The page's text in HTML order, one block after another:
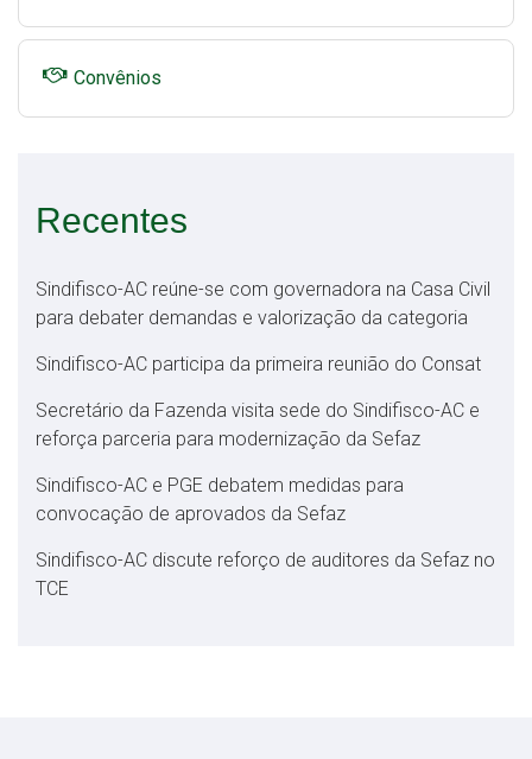
Convênios
Recentes
Sindifisco-AC reúne-se com governadora na Casa Civil
para debater demandas e valorização da categoria
Sindifisco-AC participa da primeira reunião do Consat
Secretário da Fazenda visita sede do Sindifisco-AC e
reforça parceria para modernização da Sefaz
Sindifisco-AC e PGE debatem medidas para
convocação de aprovados da Sefaz
Sindifisco-AC discute reforço de auditores da Sefaz no
TCE